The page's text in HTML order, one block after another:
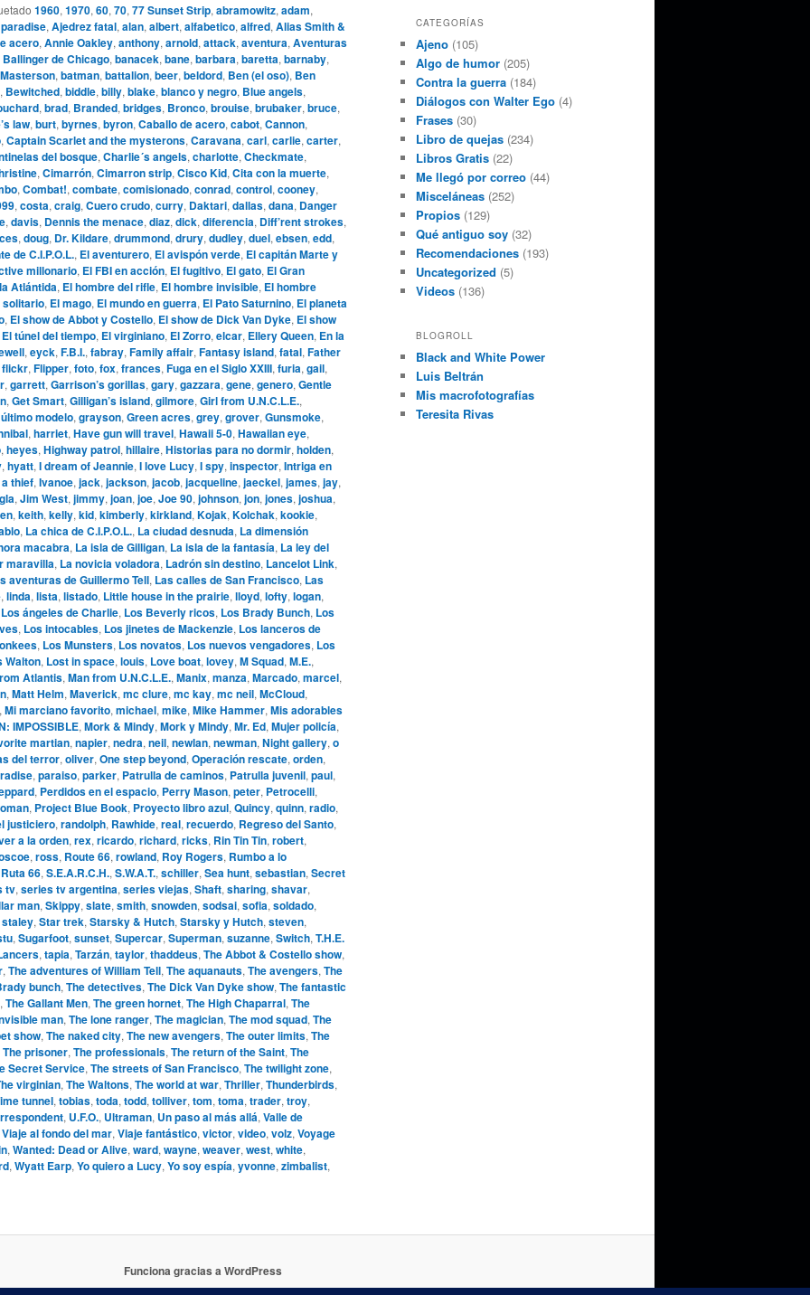
1960, 1970, 60, 70, 77 Sunset Strip, abramowitz, adam,
, Ajedrez fatal, alan, albert, alfabetico, alfred, Alias Smith &
acero, Annie Oakley, anthony, arnold, attack, aventura, Aventuras
Ballinger de Chicago, banacek, bane, barbara, baretta, barnaby,
, batman, battalion, beer, beldord, Ben (el oso), Ben
, Bewitched, biddle, billy, blake, blanco y negro, Blue angels,
, brad, Branded, bridges, Bronco, brouise, brubaker, bruce,
law, burt, byrnes, byron, Caballo de acero, cabot, Cannon,
, Captain Scarlet and the mysterons, Caravana, carl, carlie, carter,
del bosque, Charlie´s angels, charlotte, Checkmate,
, Cimarrón, Cimarron strip, Cisco Kid, Cita con la muerte,
, Combat!, combate, comisionado, conrad, control, cooney,
, costa, craig, Cuero crudo, curry, Daktari, dallas, dana, Danger
, davis, Dennis the menace, diaz, dick, diferencia, Diff’rent strokes,
, doug, Dr. Kildare, drummond, drury, dudley, duel, ebsen, edd,
de C.I.P.O.L., El aventurero, El avispón verde, El capitán Marte y
millonario, El FBI en acción, El fugitivo, El gato, El Gran
Atlántida, El hombre del rifle, El hombre invisible, El hombre
solitario, El mago, El mundo en guerra, El Pato Saturnino, El planeta
, El show de Abbot y Costello, El show de Dick Van Dyke, El show
El túnel del tiempo, El virginiano, El Zorro, elcar, Ellery Queen, En la
, eyck, F.B.I., fabray, Family affair, Fantasy island, fatal, Father
flickr, Flipper, foto, fox, frances, Fuga en el Siglo XXIII, furia, gail,
, garrett, Garrison’s gorillas, gary, gazzara, gene, genero, Gentle
, Get Smart, Gilligan’s island, gilmore, Girl from U.N.C.L.E.,
modelo, grayson, Green acres, grey, grover, Gunsmoke,
, harriet, Have gun will travel, Hawaii 5-0, Hawaiian eye,
, heyes, Highway patrol, hillaire, Historias para no dormir, holden,
, hyatt, I dream of Jeannie, I love Lucy, I spy, inspector, Intriga en
thief, Ivanoe, jack, jackson, jacob, jacqueline, jaeckel, james, jay,
, Jim West, jimmy, joan, joe, Joe 90, johnson, jon, jones, joshua,
, keith, kelly, kid, kimberly, kirkland, Kojak, Kolchak, kookie,
, La chica de C.I.P.O.L., La ciudad desnuda, La dimensión
macabra, La isla de Gilligan, La isla de la fantasía, La ley del
maravilla, La novicia voladora, Ladrón sin destino, Lancelot Link,
aventuras de Guillermo Tell, Las calles de San Francisco, Las
, linda, lista, listado, Little house in the prairie, lloyd, lofty, logan,
Los ángeles de Charlie, Los Beverly ricos, Los Brady Bunch, Los
, Los intocables, Los jinetes de Mackenzie, Los lanceros de
, Los Munsters, Los novatos, Los nuevos vengadores, Los
Walton, Lost in space, louis, Love boat, lovey, M Squad, M.E.,
Atlantis, Man from U.N.C.L.E., Manix, manza, Marcado, marcel,
, Matt Helm, Maverick, mc clure, mc kay, mc neil, McCloud,
, Mi marciano favorito, michael, mike, Mike Hammer, Mis adorables
IMPOSSIBLE, Mork & Mindy, Mork y Mindy, Mr. Ed, Mujer policía,
martian, napier, nedra, neil, newlan, newman, Night gallery, o
del terror, oliver, One step beyond, Operación rescate, orden,
, paraiso, parker, Patrulla de caminos, Patrulla juvenil, paul,
, Perdidos en el espacio, Perry Mason, peter, Petrocelli,
, Project Blue Book, Proyecto libro azul, Quincy, quinn, radio,
justiciero, randolph, Rawhide, real, recuerdo, Regreso del Santo,
a la orden, rex, ricardo, richard, ricks, Rin Tin Tin, robert,
, ross, Route 66, rowland, Roy Rogers, Rumbo a lo
Ruta 66, S.E.A.R.C.H., S.W.A.T., schiller, Sea hunt, sebastian, Secret
tv, series tv argentina, series viejas, Shaft, sharing, shavar,
man, Skippy, slate, smith, snowden, sodsai, sofia, soldado,
staley, Star trek, Starsky & Hutch, Starsky y Hutch, steven,
, Sugarfoot, sunset, Supercar, Superman, suzanne, Switch, T.H.E.
, tapia, Tarzán, taylor, thaddeus, The Abbot & Costello show,
, The adventures of William Tell, The aquanauts, The avengers, The
bunch, The detectives, The Dick Van Dyke show, The fantastic
, The Gallant Men, The green hornet, The High Chaparral, The
man, The lone ranger, The magician, The mod squad, The
show, The naked city, The new avengers, The outer limits, The
The prisoner, The professionals, The return of the Saint, The
Secret Service, The streets of San Francisco, The twilight zone,
virginian, The Waltons, The world at war, Thriller, Thunderbirds,
tunnel, tobias, toda, todd, tolliver, tom, toma, trader, troy,
, U.F.O., Ultraman, Un paso al más allá, Valle de
Viaje al fondo del mar, Viaje fantástico, victor, video, volz, Voyage
, Wanted: Dead or Alive, ward, wayne, weaver, west, white,
, Wyatt Earp, Yo quiero a Lucy, Yo soy espía, yvonne, zimbalist,
CATEGORÍAS
Ajeno (105)
Algo de humor (205)
Contra la guerra (184)
Diálogos con Walter Ego (4)
Frases (30)
Libro de quejas (234)
Libros Gratis (22)
Me llegó por correo (44)
Misceláneas (252)
Propios (129)
Qué antiguo soy (32)
Recomendaciones (193)
Uncategorized (5)
Videos (136)
BLOGROLL
Black and White Power
Luis Beltrán
Mis macrofotografías
Teresita Rivas
Funciona gracias a WordPress